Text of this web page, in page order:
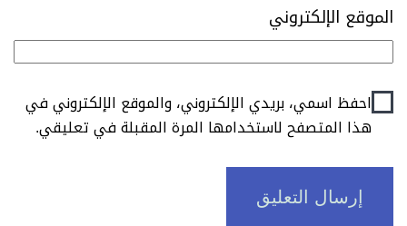
الموقع الإلكتروني
احفظ اسمي، بريدي الإلكتروني، والموقع الإلكتروني في
هذا المتصفح لاستخدامها المرة المقبلة في تعليقي.